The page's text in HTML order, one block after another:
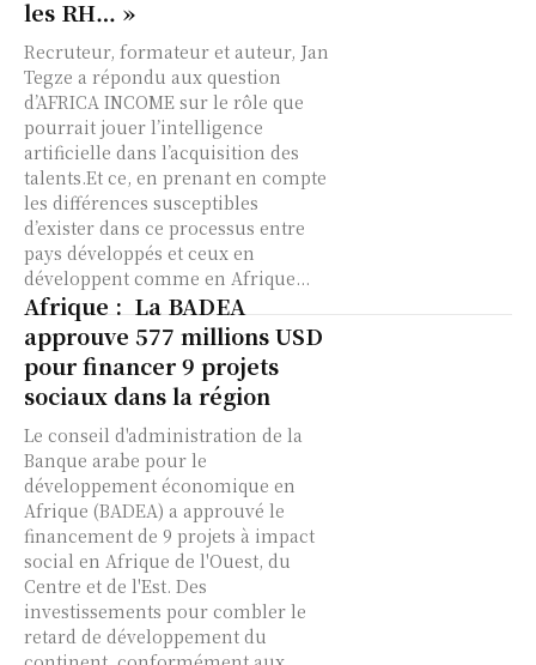
les RH… »
Recruteur, formateur et auteur, Jan
Tegze a répondu aux question
d’AFRICA INCOME sur le rôle que
pourrait jouer l’intelligence
artificielle dans l’acquisition des
talents.Et ce, en prenant en compte
les différences susceptibles
d’exister dans ce processus entre
pays développés et ceux en
développent comme en Afrique...
Afrique : La BADEA
approuve 577 millions USD
pour financer 9 projets
sociaux dans la région
Le conseil d'administration de la
Banque arabe pour le
développement économique en
Afrique (BADEA) a approuvé le
financement de 9 projets à impact
social en Afrique de l'Ouest, du
Centre et de l'Est. Des
investissements pour combler le
retard de développement du